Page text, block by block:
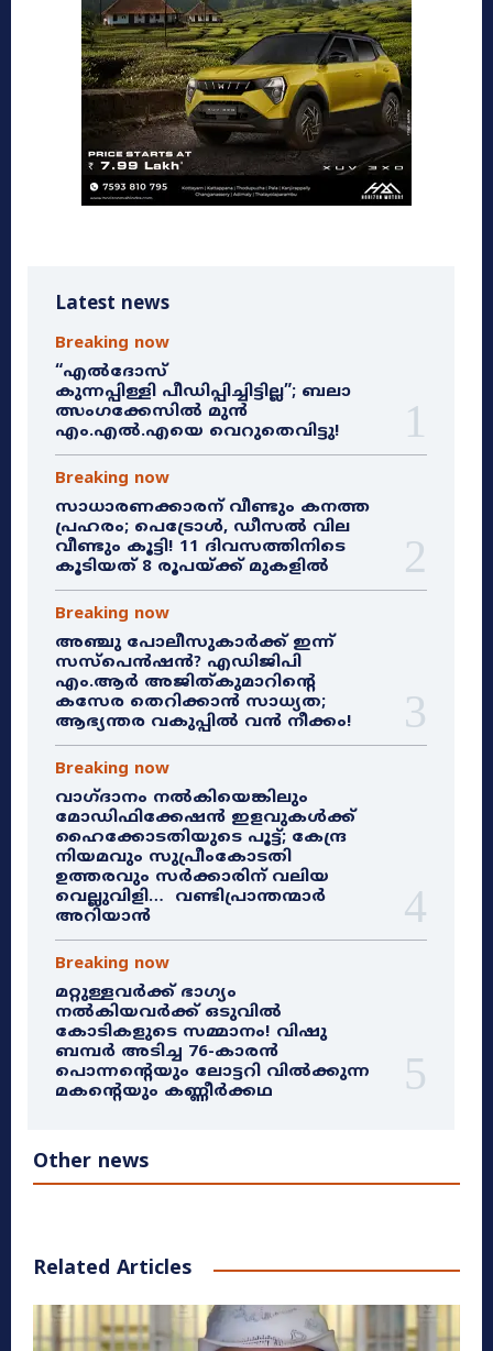
Latest news
Breaking now
“എൽദോസ്
കുന്നപ്പിള്ളി പീഡിപ്പിച്ചിട്ടില്ല”; ബലാ
ത്സംഗക്കേസിൽ മുൻ
എം.എൽ.എയെ വെറുതെവിട്ടു!
Breaking now
സാധാരണക്കാരന് വീണ്ടും കനത്ത
പ്രഹരം; പെട്രോൾ, ഡീസൽ വില
വീണ്ടും കൂട്ടി! 11 ദിവസത്തിനിടെ
കൂടിയത് 8 രൂപയ്ക്ക് മുകളിൽ
Breaking now
അഞ്ചു പോലീസുകാർക്ക് ഇന്ന്
സസ്‌പെൻഷൻ? എഡിജിപി
എം.ആർ അജിത്കുമാറിൻ്റെ
കസേര തെറിക്കാൻ സാധ്യത;
ആഭ്യന്തര വകുപ്പിൽ വൻ നീക്കം!
Breaking now
വാഗ്ദാനം നൽകിയെങ്കിലും
മോഡിഫിക്കേഷൻ ഇളവുകൾക്ക്
ഹൈക്കോടതിയുടെ പൂട്ട്; കേന്ദ്ര
നിയമവും സുപ്രീംകോടതി
ഉത്തരവും സർക്കാരിന് വലിയ
വെല്ലുവിളി… വണ്ടിപ്രാന്തന്മാർ
അറിയാൻ
Breaking now
മറ്റുള്ളവർക്ക് ഭാഗ്യം
നൽകിയവർക്ക് ഒടുവിൽ
കോടികളുടെ സമ്മാനം! വിഷു
ബമ്പർ അടിച്ച 76-കാരൻ
പൊന്നന്റെയും ലോട്ടറി വിൽക്കുന്ന
മകന്റെയും കണ്ണീർക്കഥ
Other news
Related Articles